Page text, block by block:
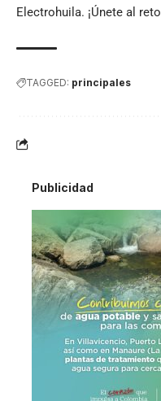
Electrohuila. ¡Únete al reto
TAGGED: principales
Publicidad